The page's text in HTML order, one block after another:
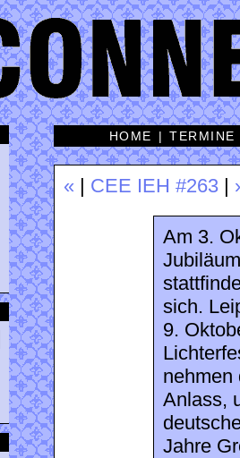
HOME |TERMINE
« CEE IEH #263
Am 3.
sich.
9.
nehmen
Anlass,
Jahre